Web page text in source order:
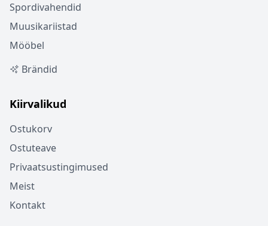
Spordivahendid
Muusikariistad
Mööbel
Brändid
Kiirvalikud
Ostukorv
Ostuteave
Privaatsustingimused
Meist
Kontakt